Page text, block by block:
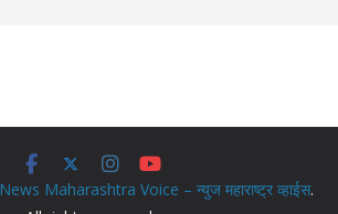
News Maharashtra Voice – न्युज महाराष्ट्र व्हाईस.